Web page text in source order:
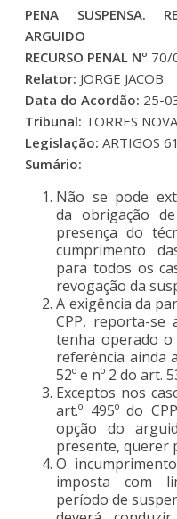
PENA SUSPENSA.
ARGUIDO
RECURSO PENAL Nº 70/
Relator: JORGE JACOB
Data do Acordão: 25-
Tribunal: TORRES
Legislação:ARTIGOS
Sumário:
Não se pode
da obrigação
presença do
cumprimento
para todos os
revogação da
A exigência da
CPP, reporta-se
tenha operado
referência ainda
52º e nº 2 do art.
Exceptos nos
art.º 495º do
opção do
presente, querer
O
imposta com
período de